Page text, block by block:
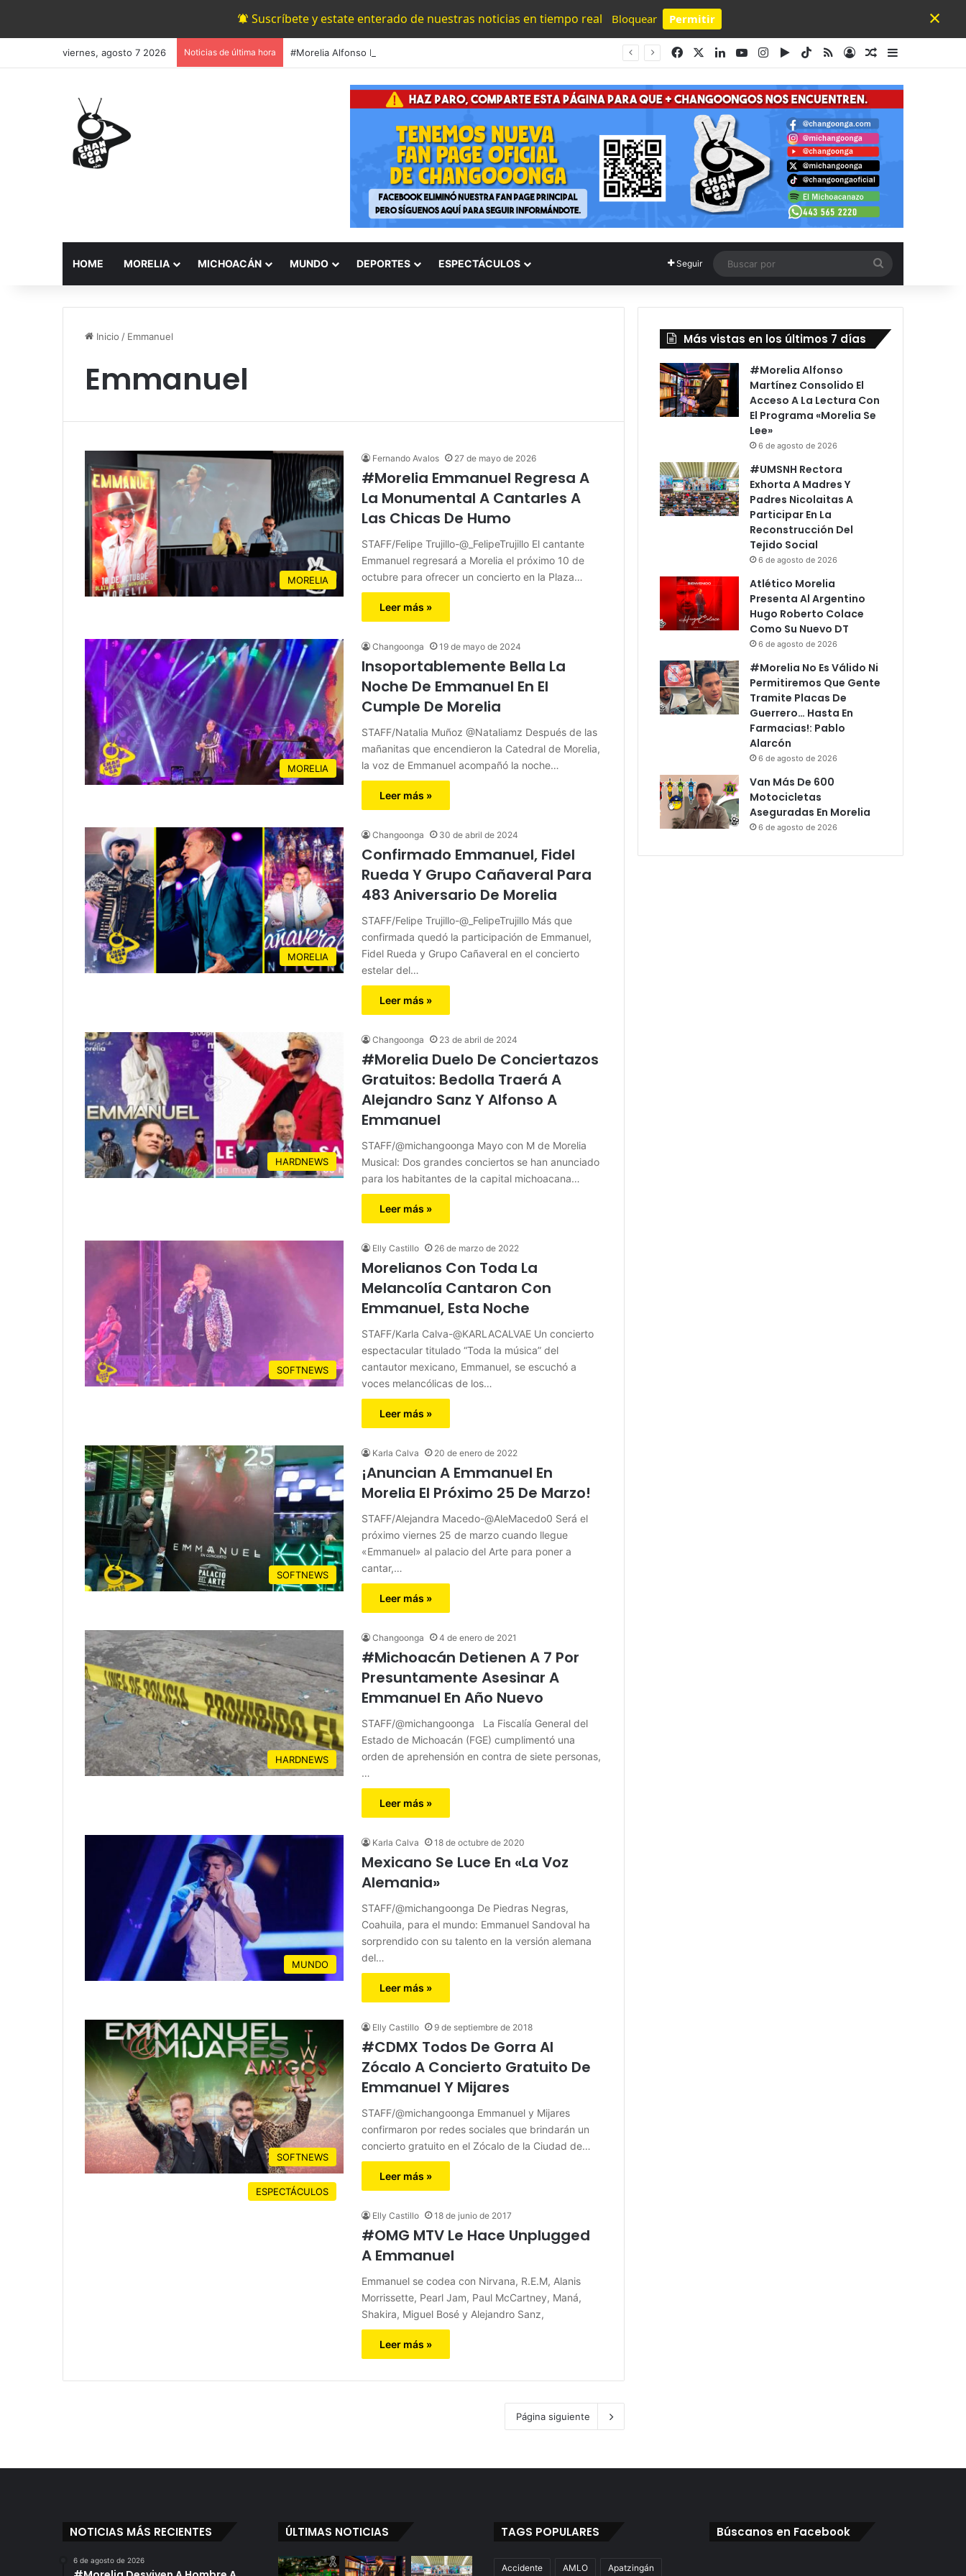
Suscríbete y estate enterado de nuestras noticias en tiempo real Bloquear Permitir
Powered by SendPulse
×
viernes, agosto 7 2026 Noticias de última hora FacebookLinkedInYouTubeInstagram
Google Play
TikTok
RSS AccesoPublicación al
HOME MORELIA MICHOACÁN MUNDO DEPORTES ESPECTÁCULOS Seguir
por
Inicio / Emmanuel
Emmanuel
MORELIA
Fernando Avalos 27 de mayo de 2026
#Morelia Emmanuel Regresa A
La Monumental A Cantarles A
Las Chicas De Humo
STAFF/Felipe Trujillo-@_FelipeTrujillo El cantante
Emmanuel regresará a Morelia el próximo 10 de
octubre para ofrecer un concierto en la Plaza…
Leer más »
MORELIA
Changoonga 19 de mayo de 2024
Insoportablemente Bella La
Noche De Emmanuel En El
Cumple De Morelia
STAFF/Natalia Muñoz @Nataliamz Después de las
mañanitas que encendieron la Catedral de Morelia,
la voz de Emmanuel acompañó la noche…
Leer más »
MORELIA
Changoonga 30 de abril de 2024
Confirmado Emmanuel, Fidel
Rueda Y Grupo Cañaveral Para
483 Aniversario De Morelia
STAFF/Felipe Trujillo-@_FelipeTrujillo Más que
confirmada quedó la participación de Emmanuel,
Fidel Rueda y Grupo Cañaveral en el concierto
estelar del…
Leer más »
HARDNEWS
Changoonga 23 de abril de 2024
#Morelia Duelo De Conciertazos
Gratuitos: Bedolla Traerá A
Alejandro Sanz Y Alfonso A
Emmanuel
STAFF/@michangoonga Mayo con M de Morelia
Musical: Dos grandes conciertos se han anunciado
para los habitantes de la capital michoacana…
Leer más »
SOFTNEWS
Elly Castillo 26 de marzo de 2022
Morelianos Con Toda La
Melancolía Cantaron Con
Emmanuel, Esta Noche
STAFF/Karla Calva-@KARLACALVAE Un concierto
espectacular titulado “Toda la música” del
cantautor mexicano, Emmanuel, se escuchó a
voces melancólicas de los…
Leer más »
SOFTNEWS
Karla Calva 20 de enero de 2022
¡Anuncian A Emmanuel En
Morelia El Próximo 25 De Marzo!
STAFF/Alejandra Macedo-@AleMacedo0 Será el
próximo viernes 25 de marzo cuando llegue
«Emmanuel» al palacio del Arte para poner a
cantar,…
Leer más »
HARDNEWS
Changoonga 4 de enero de 2021
#Michoacán Detienen A 7 Por
Presuntamente Asesinar A
Emmanuel En Año Nuevo
STAFF/@michangoonga La Fiscalía General del
Estado de Michoacán (FGE) cumplimentó una
orden de aprehensión en contra de siete personas,
…
Leer más »
MUNDO
Karla Calva 18 de octubre de 2020
Mexicano Se Luce En «La Voz
Alemania»
STAFF/@michangoonga De Piedras Negras,
Coahuila, para el mundo: Emmanuel Sandoval ha
sorprendido con su talento en la versión alemana
del…
Leer más »
SOFTNEWS
Elly Castillo 9 de septiembre de 2018
#CDMX Todos De Gorra Al
Zócalo A Concierto Gratuito De
Emmanuel Y Mijares
STAFF/@michangoonga Emmanuel y Mijares
confirmaron por redes sociales que brindarán un
concierto gratuito en el Zócalo de la Ciudad de…
Leer más »
ESPECTÁCULOS
Elly Castillo 18 de junio de 2017
#OMG MTV Le Hace Unplugged
A Emmanuel
Emmanuel se codea con Nirvana, R.E.M, Alanis
Morrissette, Pearl Jam, Paul McCartney, Maná,
Shakira, Miguel Bosé y Alejandro Sanz,
Leer más »
Página siguiente
Más vistas en los últimos 7 días
#Morelia Alfonso
Martínez Consolido El
Acceso A La Lectura Con
El Programa «Morelia Se
Lee»
6 de agosto de 2026
#UMSNH Rectora
Exhorta A Madres Y
Padres Nicolaitas A
Participar En La
Reconstrucción Del
Tejido Social
6 de agosto de 2026
Atlético Morelia
Presenta Al Argentino
Hugo Roberto Colace
Como Su Nuevo DT
6 de agosto de 2026
#Morelia No Es Válido Ni
Permitiremos Que Gente
Tramite Placas De
Guerrero… Hasta En
Farmacias!: Pablo
Alarcón
6 de agosto de 2026
Van Más De 600
Motocicletas
Aseguradas En Morelia
6 de agosto de 2026
NOTICIAS MÁS RECIENTES
6 de agosto de 2026
ÚLTIMAS NOTICIAS TAGS POPULARES
Accidente AMLO Apatzingán
Búscanos en Facebook